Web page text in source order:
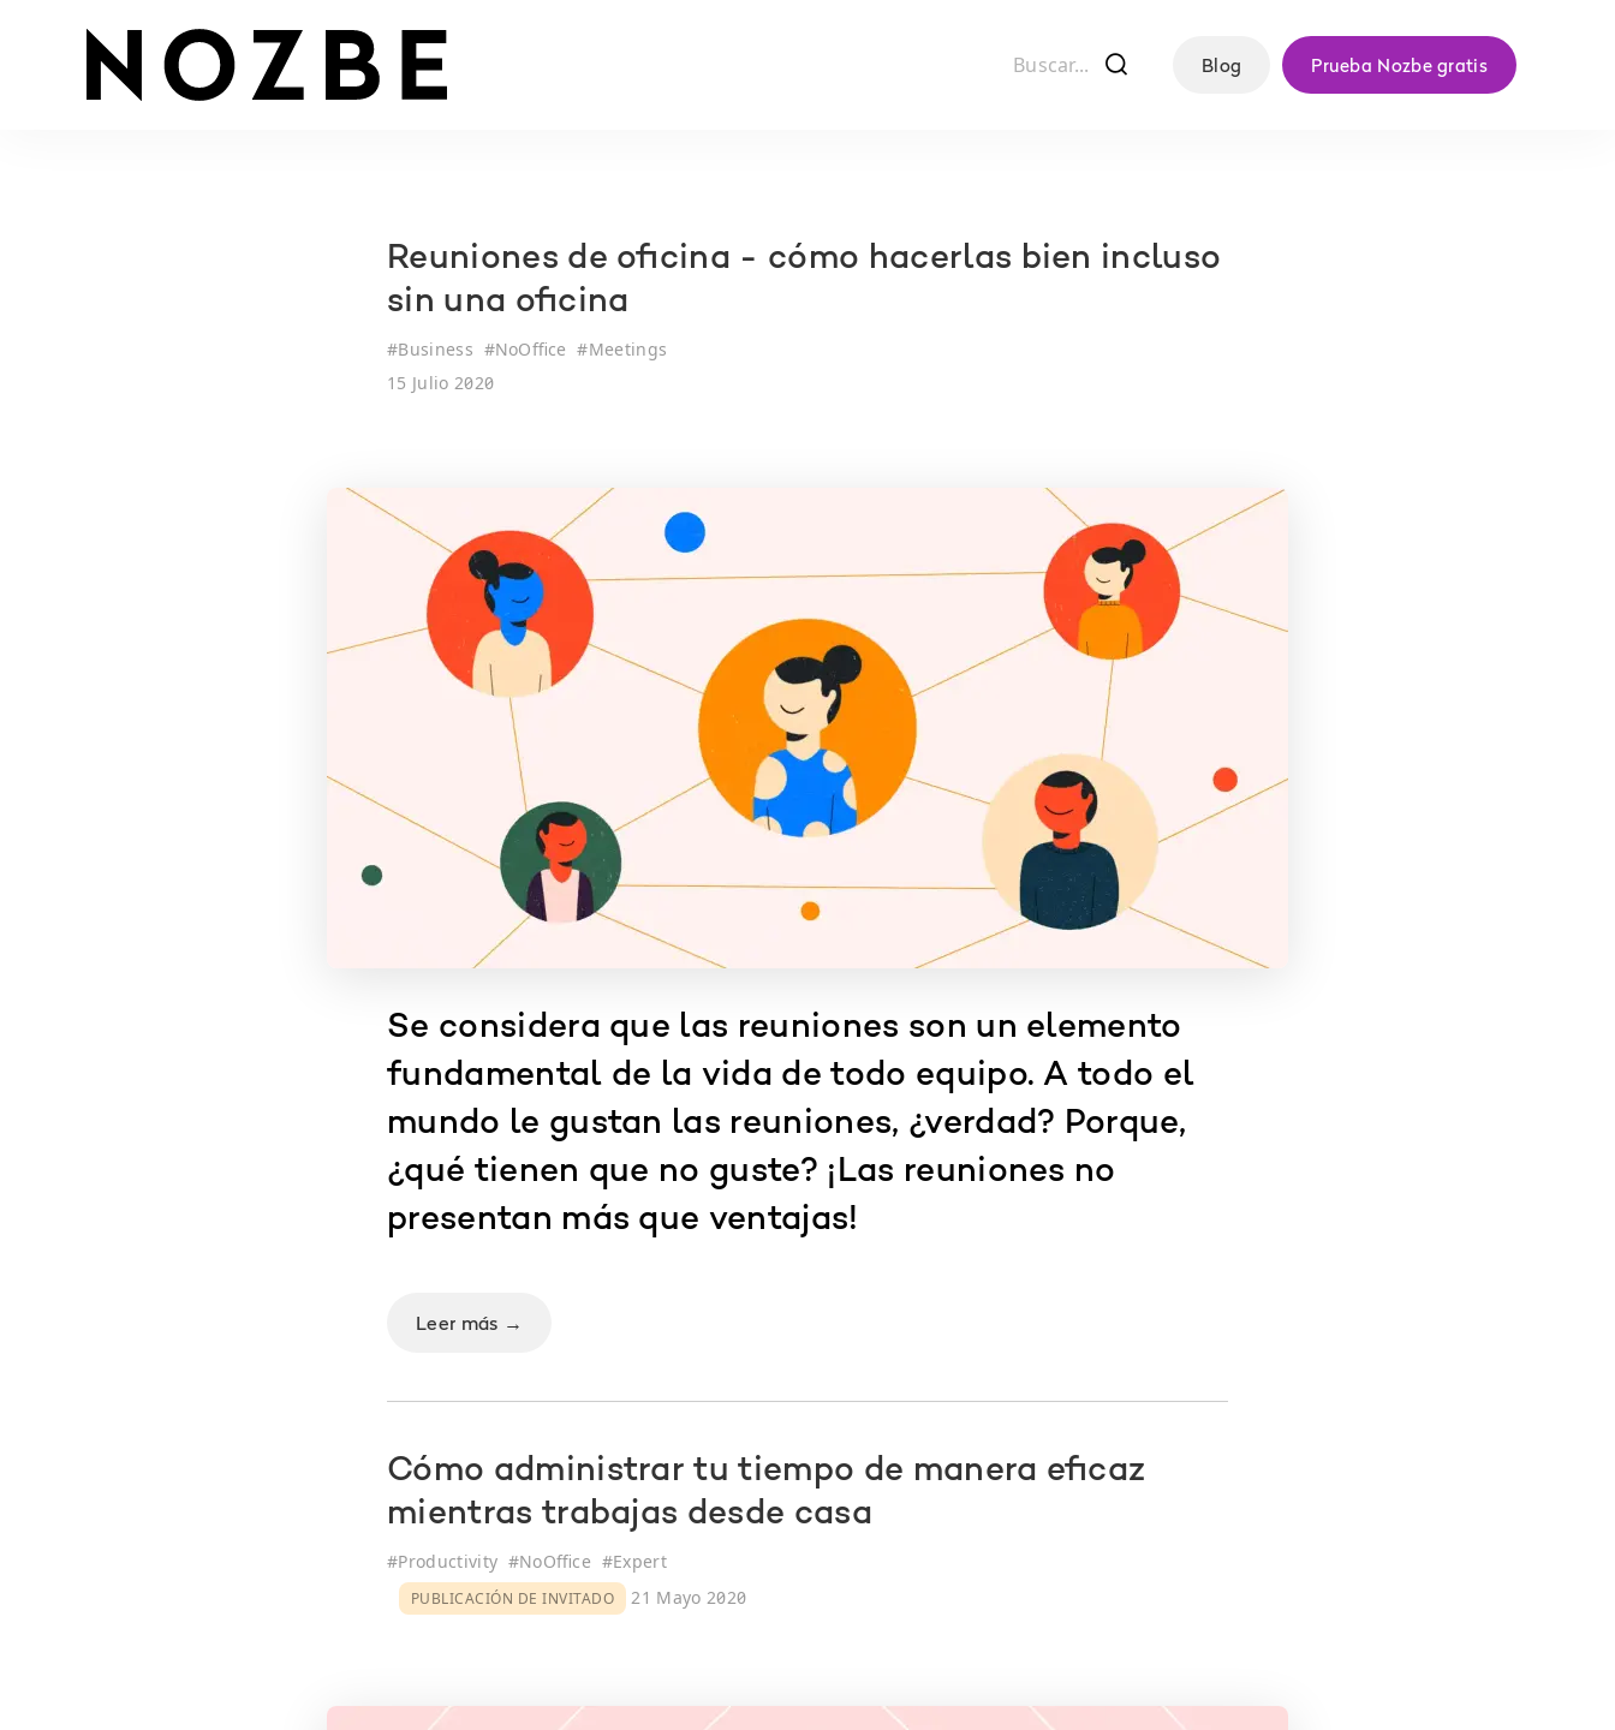
f Blog Prueba Nozbe gratis
Reuniones de oficina - cómo hacerlas bien incluso
sin una oficina
#Business #NoOffice #Meetings
15 Julio 2020
Se considera que las reuniones son un elemento
fundamental de la vida de todo equipo. A todo el
mundo le gustan las reuniones, ¿verdad? Porque,
¿qué tienen que no guste? ¡Las reuniones no
presentan más que ventajas!
Leer más →
Cómo administrar tu tiempo de manera eficaz
mientras trabajas desde casa
#Productivity #NoOffice #Expert
PUBLICACIÓN DE INVITADO 21 Mayo 2020